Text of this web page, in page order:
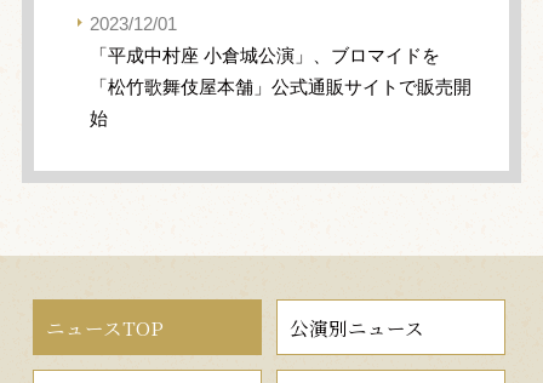
2023/12/01
「平成中村座 小倉城公演」、ブロマイドを
「松竹歌舞伎屋本舗」公式通販サイトで販売開
始
ニュースTOP 公演別ニュース